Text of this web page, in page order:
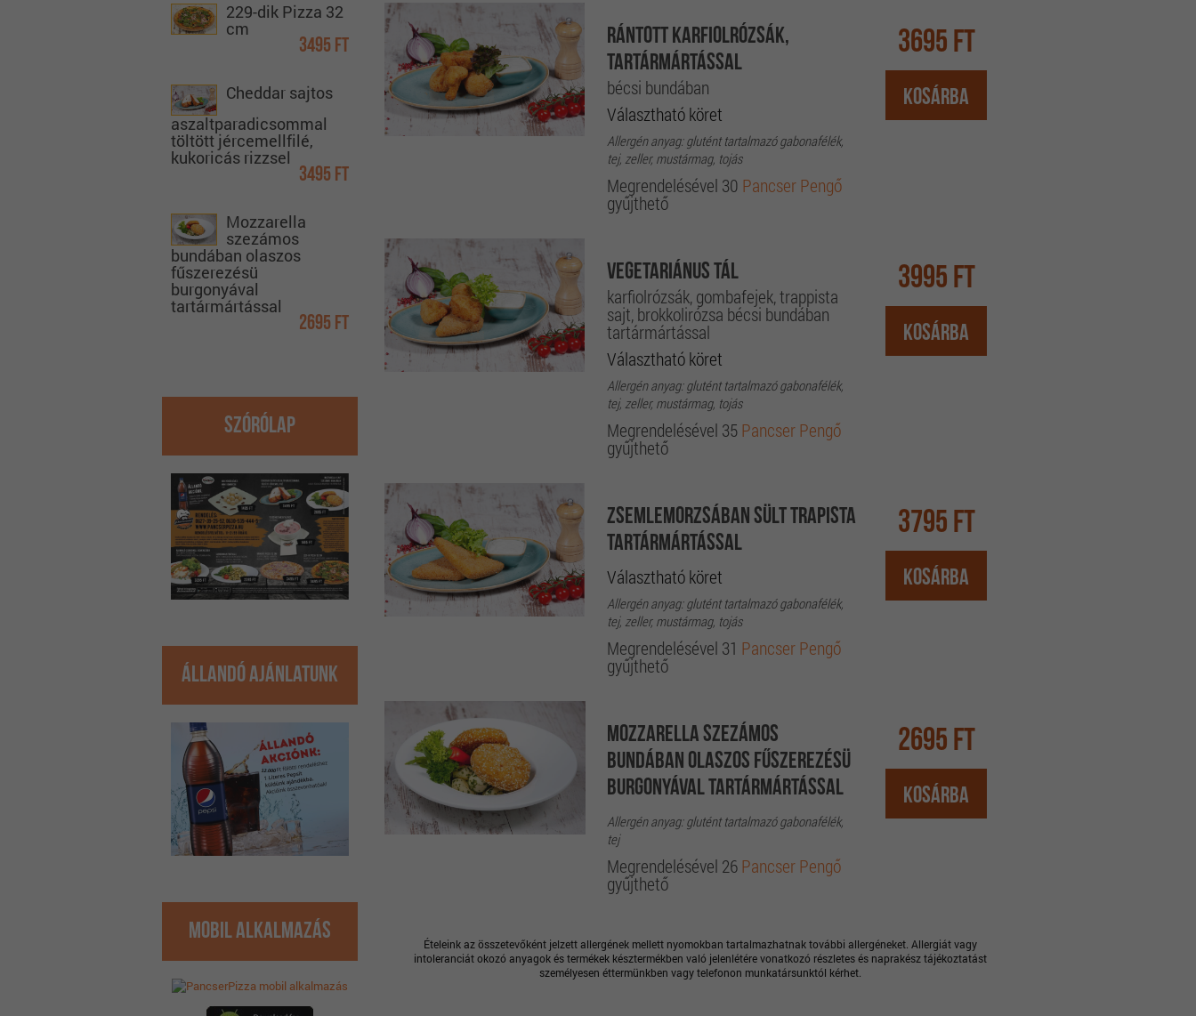
229-dik Pizza 32
cm
3495 Ft
Cheddar sajtos
aszaltparadicsommal
töltött jércemellfilé,
kukoricás rizzsel
3495 Ft
Mozzarella
szezámos
bundában olaszos
fűszerezésü
burgonyával
tartármártással
2695 Ft
Szórólap
Állandó ajánlatunk
Mobil Alkalmazás
Rántott karfiolrózsák,
tartármártással
bécsi bundában
Választható köret
Allergén anyag: glutént tartalmazó gabonafélék,
tej, zeller, mustármag, tojás
Megrendelésével 30 Pancser Pengő
gyűjthető
3695 Ft
Kosárba
Vegetariánus tál
karfiolrózsák, gombafejek, trappista
sajt, brokkolirózsa bécsi bundában
tartármártással
Választható köret
Allergén anyag: glutént tartalmazó gabonafélék,
tej, zeller, mustármag, tojás
Megrendelésével 35Pancser Pengő
gyűjthető
3995 Ft
Kosárba
Zsemlemorzsában sült trapista
tartármártással
Választható köret
Allergén anyag: glutént tartalmazó gabonafélék,
tej, zeller, mustármag, tojás
Megrendelésével 31 Pancser Pengő
gyűjthető
3795 Ft
Kosárba
Mozzarella szezámos
bundában olaszos fűszerezésü
burgonyával tartármártással
Allergén anyag: glutént tartalmazó gabonafélék,
tej
Megrendelésével 26Pancser Pengő
gyűjthető
2695 Ft
Kosárba
Ételeink az összetevőként jelzett allergének mellett nyomokban tartalmazhatnak további allergéneket. Allergiát vagy
intoleranciát okozó anyagok és termékek késztermékben való jelenlétére vonatkozó részletes és naprakész tájékoztatást
személyesen éttermünkben vagy telefonon munkatársunktól kérhet.